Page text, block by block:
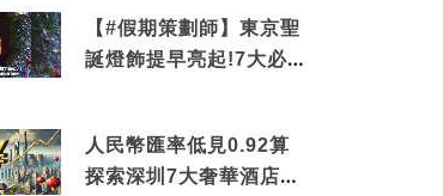
【#假期策劃師】東京聖
誕燈飾提早亮起!7大必去
人民幣匯率低見0.92算
探索深圳7大奢華酒店體